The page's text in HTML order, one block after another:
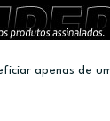
apenas de